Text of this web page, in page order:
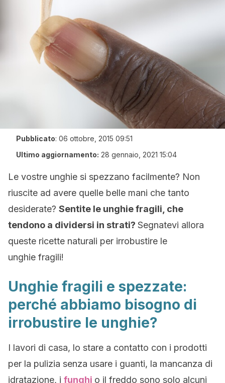
Pubblicato: 06 ottobre, 2015 09:51
Ultimo aggiornamento: 28 gennaio, 2021 15:04
Le vostre unghie si spezzano facilmente? Non
riuscite ad avere quelle belle mani che tanto
desiderate? Sentite le unghie fragili, che
tendono a dividersi in strati? Segnatevi allora
queste ricette naturali per irrobustire le
unghie fragili!
Unghie fragili e spezzate:
perché abbiamo bisogno di
irrobustire le unghie?
I lavori di casa, lo stare a contatto con i prodotti
per la pulizia senza usare i guanti, la mancanza di
idratazione, i funghi o il freddo sono solo alcuni